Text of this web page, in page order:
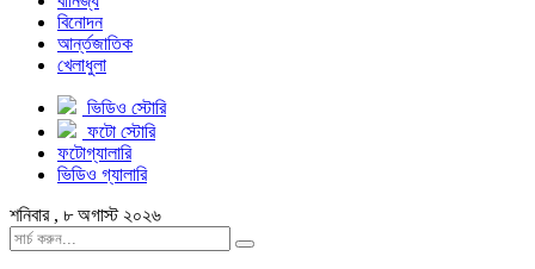
বিনোদন
আর্ন্তজাতিক
খেলাধুলা
ভিডিও স্টোরি
ফটো স্টোরি
ফটোগ্যালারি
ভিডিও গ্যালারি
শনিবার , ৮ অগাস্ট ২০২৬